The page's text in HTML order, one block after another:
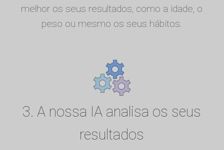
melhor os seus resultados, como a idade, o
peso ou mesmo os seus hábitos.
3. A nossa IA analisa os seus
resultados